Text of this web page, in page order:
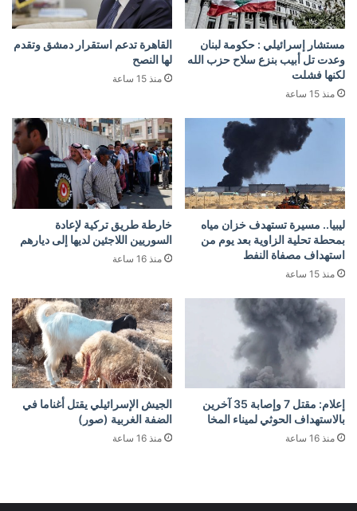
مستشار إسرائيلي : حكومة لبنان
وعدت تل أبيب بنزع سلاح حزب الله
لكنها فشلت
منذ 15 ساعة
القاهرة تدعم استقرار دمشق وتقدم
لها النصح
منذ 15 ساعة
ليبيا.. مسيرة تستهدف خزان مياه
بمحطة تحلية الزاوية بعد يوم من
استهداف مصفاة النفط
منذ 15 ساعة
خارطة طريق تركية لإعادة
السوريين اللاجئين لديها إلى ديارهم
منذ 16 ساعة
إعلام: مقتل 7 وإصابة 35 آخرين
بالاستهداف الحوثي لميناء المخا
منذ 16 ساعة
الجيش الإسرائيلي يقتل أغناما في
الضفة الغربية (صور)
منذ 16 ساعة